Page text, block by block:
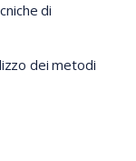
di
dei metodi